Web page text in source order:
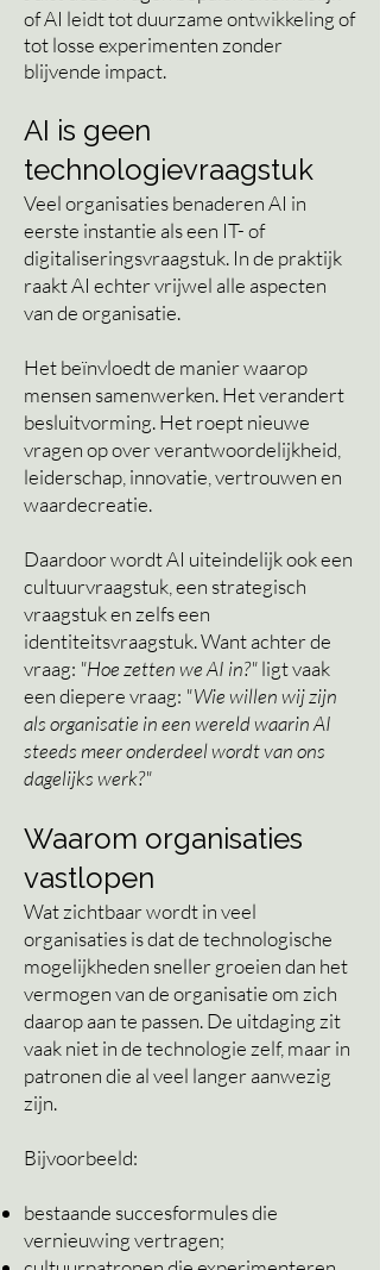
of AI leidt tot duurzame ontwikkeling of
tot losse experimenten zonder
blijvende impact.
AI is geen
technologievraagstuk
Veel organisaties benaderen AI in
eerste instantie als een IT- of
digitaliseringsvraagstuk. In de praktijk
raakt AI echter vrijwel alle aspecten
van de organisatie.
Het beïnvloedt de manier waarop
mensen samenwerken. Het verandert
besluitvorming. Het roept nieuwe
vragen op over verantwoordelijkheid,
leiderschap, innovatie, vertrouwen en
waardecreatie.
Daardoor wordt AI uiteindelijk ook een
cultuurvraagstuk, een strategisch
vraagstuk en zelfs een
identiteitsvraagstuk.Wantachter de
vraag: "Hoe zetten we AI in?"ligt vaak
een diepere vraag: "Wie willen wij zijn
als organisatie in een wereld waarin AI
steeds meer onderdeel wordt van ons
dagelijkswerk?"
Waarom organisaties
vastlopen
Wat zichtbaar wordt in veel
organisaties is dat de technologische
mogelijkheden sneller groeien dan het
vermogen van de organisatie om zich
daarop aan te passen. De uitdaging zit
vaak niet in de technologie zelf, maar in
patronen die al veel langer aanwezig
zijn.
Bijvoorbeeld:
bestaande succesformules die
vernieuwing vertragen;